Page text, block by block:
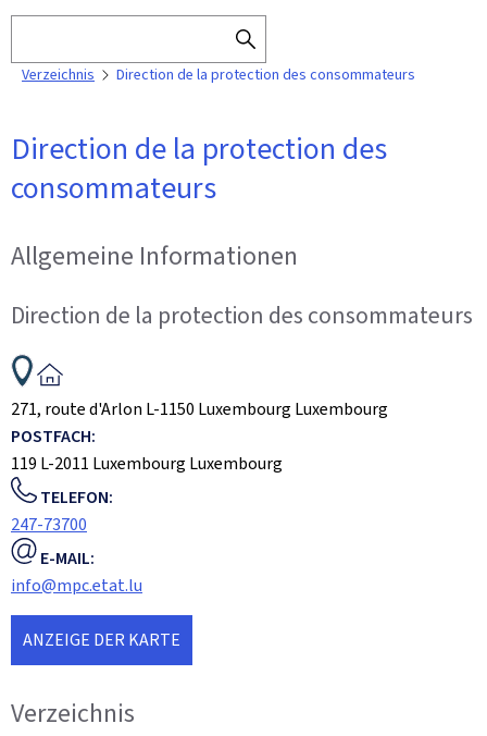
SEARCH
THE
Verzeichnis Direction de la protection des consommateurs
Direction de la protection des
consommateurs
Allgemeine Informationen
Direction de la protection des consommateurs
271, route d'Arlon L-1150 Luxembourg Luxembourg
POSTFACH:
119 L-2011 Luxembourg Luxembourg
TELEFON:
247-73700
E-MAIL:
info@mpc.etat.lu
ANZEIGE DER KARTE
Verzeichnis